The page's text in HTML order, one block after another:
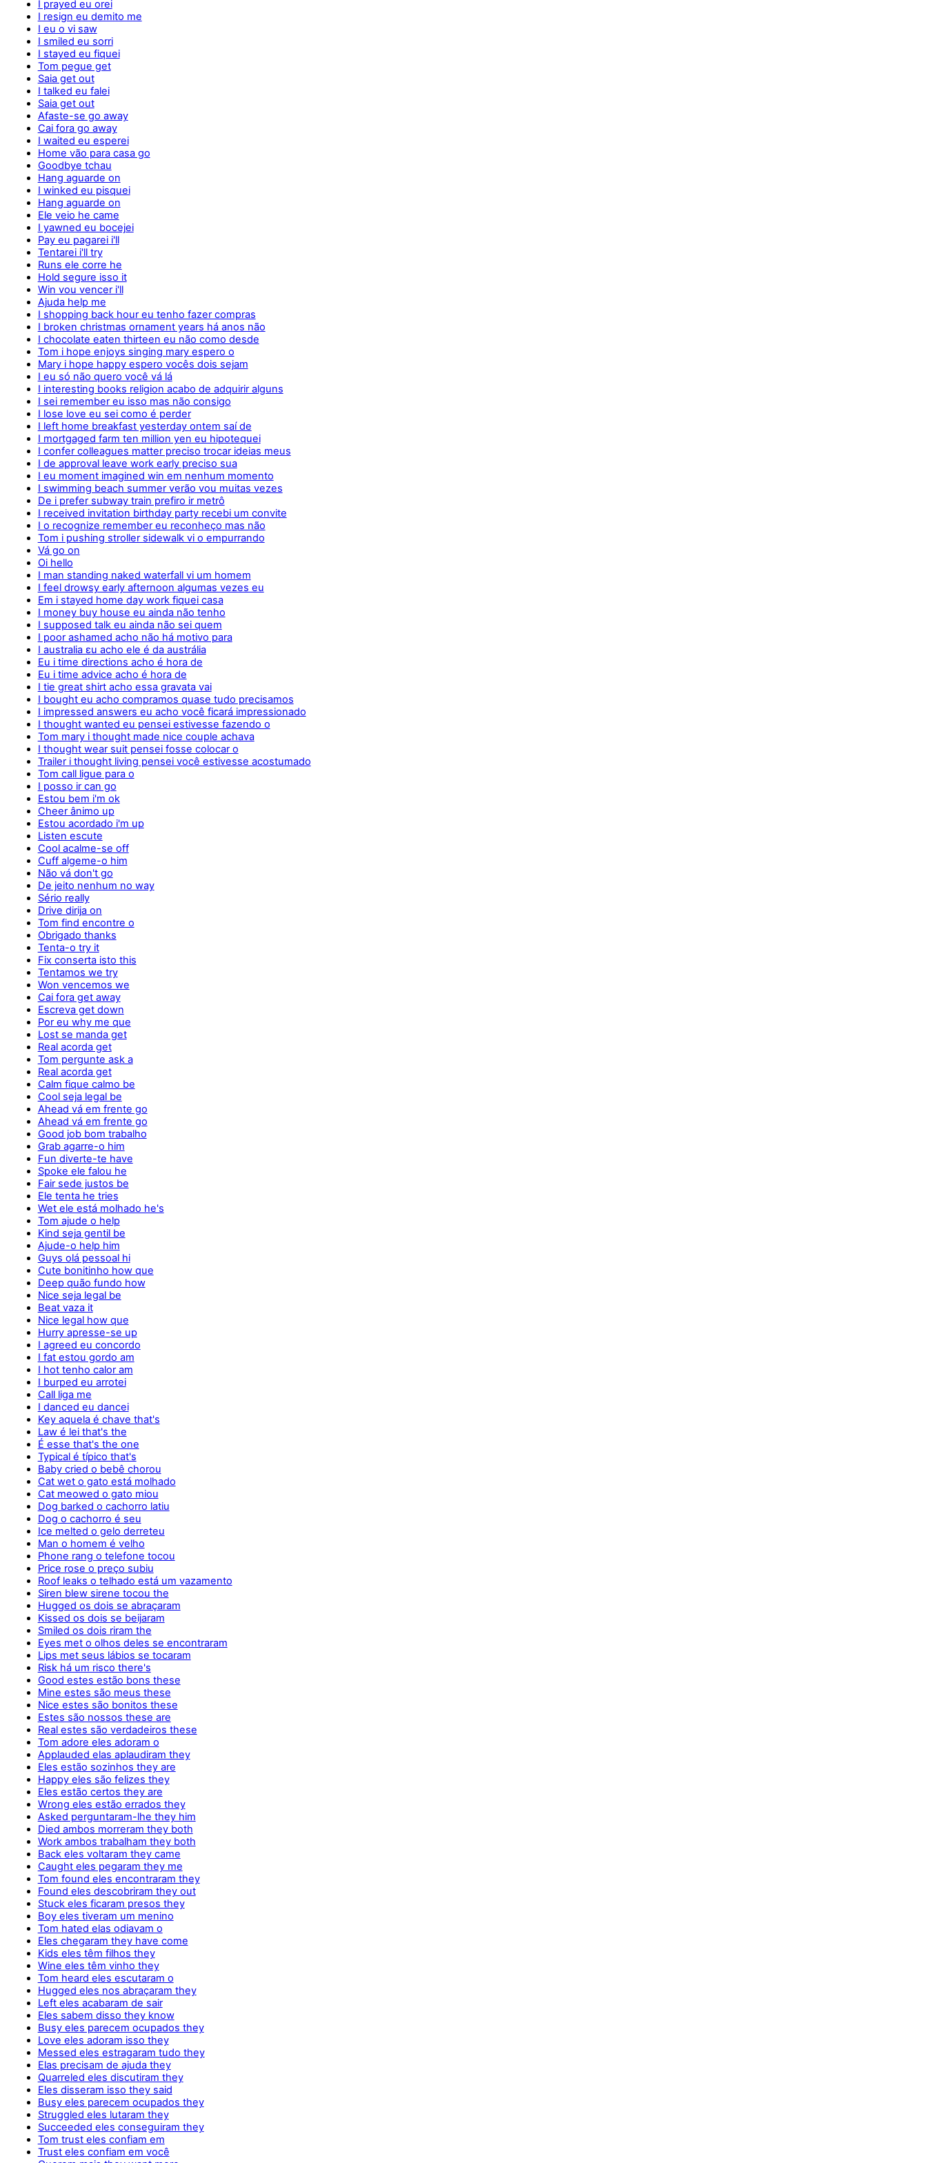
I prayed eu orei
I resign eu demito me
I eu o vi saw
I smiled eu sorri
I stayed eu fiquei
Tom pegue get
Saia get out
I talked eu falei
Saia get out
Afaste-se go away
Cai fora go away
I waited eu esperei
Home vão para casa go
Goodbye tchau
Hang aguarde on
I winked eu pisquei
Hang aguarde on
Ele veio he came
I yawned eu bocejei
Pay eu pagarei i'll
Tentarei i'll try
Runs ele corre he
Hold segure isso it
Win vou vencer i'll
Ajuda help me
I shopping back hour eu tenho fazer compras
I broken christmas ornament years há anos não
I chocolate eaten thirteen eu não como desde
Tom i hope enjoys singing mary espero o
Mary i hope happy espero vocês dois sejam
I eu só não quero você vá lá
I interesting books religion acabo de adquirir alguns
I sei remember eu isso mas não consigo
I lose love eu sei como é perder
I left home breakfast yesterday ontem saí de
I mortgaged farm ten million yen eu hipotequei
I confer colleagues matter preciso trocar ideias meus
I de approval leave work early preciso sua
I eu moment imagined win em nenhum momento
I swimming beach summer verão vou muitas vezes
De i prefer subway train prefiro ir metrô
I received invitation birthday party recebi um convite
I o recognize remember eu reconheço mas não
Tom i pushing stroller sidewalk vi o empurrando
Vá go on
Oi hello
I man standing naked waterfall vi um homem
I feel drowsy early afternoon algumas vezes eu
Em i stayed home day work fiquei casa
I money buy house eu ainda não tenho
I supposed talk eu ainda não sei quem
I poor ashamed acho não há motivo para
I australia εu acho ele é da austrália
Eu i time directions acho é hora de
Eu i time advice acho é hora de
I tie great shirt acho essa gravata vai
I bought eu acho compramos quase tudo precisamos
I impressed answers eu acho você ficará impressionado
I thought wanted eu pensei estivesse fazendo o
Tom mary i thought made nice couple achava
I thought wear suit pensei fosse colocar o
Trailer i thought living pensei você estivesse acostumado
Tom call ligue para o
I posso ir can go
Estou bem i'm ok
Cheer ânimo up
Estou acordado i'm up
Listen escute
Cool acalme-se off
Cuff algeme-o him
Não vá don't go
De jeito nenhum no way
Sério really
Drive dirija on
Tom find encontre o
Obrigado thanks
Tenta-o try it
Fix conserta isto this
Tentamos we try
Won vencemos we
Cai fora get away
Escreva get down
Por eu why me que
Lost se manda get
Real acorda get
Tom pergunte ask a
Real acorda get
Calm fique calmo be
Cool seja legal be
Ahead vá em frente go
Ahead vá em frente go
Good job bom trabalho
Grab agarre-o him
Fun diverte-te have
Spoke ele falou he
Fair sede justos be
Ele tenta he tries
Wet ele está molhado he's
Tom ajude o help
Kind seja gentil be
Ajude-o help him
Guys olá pessoal hi
Cute bonitinho how que
Deep quão fundo how
Nice seja legal be
Beat vaza it
Nice legal how que
Hurry apresse-se up
I agreed eu concordo
I fat estou gordo am
I hot tenho calor am
I burped eu arrotei
Call liga me
I danced eu dancei
Key aquela é chave that's
Law é lei that's the
É esse that's the one
Typical é típico that's
Baby cried o bebê chorou
Cat wet o gato está molhado
Cat meowed o gato miou
Dog barked o cachorro latiu
Dog o cachorro é seu
Ice melted o gelo derreteu
Man o homem é velho
Phone rang o telefone tocou
Price rose o preço subiu
Roof leaks o telhado está um vazamento
Siren blew sirene tocou the
Hugged os dois se abraçaram
Kissed os dois se beijaram
Smiled os dois riram the
Eyes met o olhos deles se encontraram
Lips met seus lábios se tocaram
Risk há um risco there's
Good estes estão bons these
Mine estes são meus these
Nice estes são bonitos these
Estes são nossos these are
Real estes são verdadeiros these
Tom adore eles adoram o
Applauded elas aplaudiram they
Eles estão sozinhos they are
Happy eles são felizes they
Eles estão certos they are
Wrong eles estão errados they
Asked perguntaram-lhe they him
Died ambos morreram they both
Work ambos trabalham they both
Back eles voltaram they came
Caught eles pegaram they me
Tom found eles encontraram they
Found eles descobriram they out
Stuck eles ficaram presos they
Boy eles tiveram um menino
Tom hated elas odiavam o
Eles chegaram they have come
Kids eles têm filhos they
Wine eles têm vinho they
Tom heard eles escutaram o
Hugged eles nos abraçaram they
Left eles acabaram de sair
Eles sabem disso they know
Busy eles parecem ocupados they
Love eles adoram isso they
Messed eles estragaram tudo they
Elas precisam de ajuda they
Quarreled eles discutiram they
Eles disseram isso they said
Busy eles parecem ocupados they
Struggled eles lutaram they
Succeeded eles conseguiram they
Tom trust eles confiam em
Trust eles confiam em você